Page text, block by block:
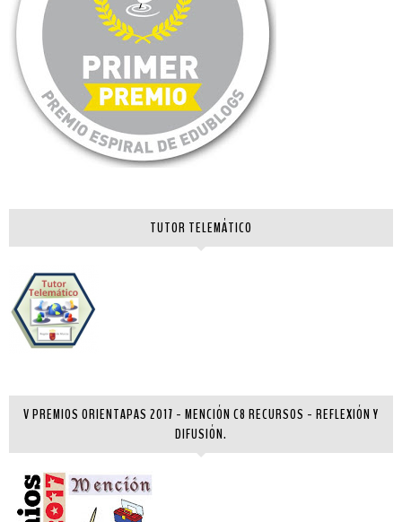
TUTOR TELEMÁTICO
V PREMIOS ORIENTAPAS 2017 - MENCIÓN C8 RECURSOS - REFLEXIÓN Y
DIFUSIÓN.